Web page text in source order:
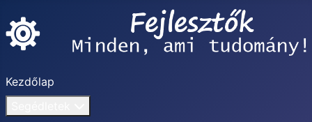
Kezdőlap